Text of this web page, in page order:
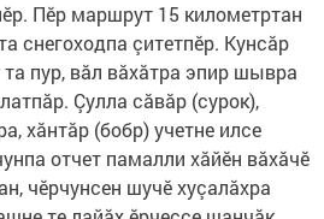
Пӗр маршрут 15 километртан
снегоходпа çитетпӗр. Кунсăр
та пур, вăл вăхăтра эпир шывра
Çулла сăвăр (сурок),
хăнтăр (бобр) учетне илсе
отчет памалли хăйӗн вăхăчӗ
чӗрчунсен шучӗ хуçалăхра